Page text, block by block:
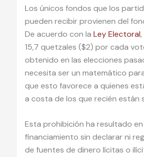
Los únicos fondos que los
pueden recibir provienen del
De acuerdo con la Ley Electoral
15,7 quetzales ($2) por cada
obtenido en las elecciones
necesita ser un matemático
que esto favorece a quienes
a costa de los que recién están
Esta prohibición ha resultado en
financiamiento sin declarar ni
de fuentes de dinero lícitas o